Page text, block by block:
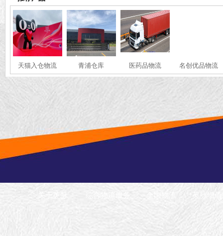
天猫入仓物流 青浦仓库 医药品物流 名创优品物流
关于英脉 综合物流服务